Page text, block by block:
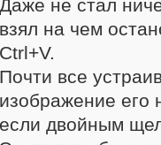
Даже не стал
взял на чем
Ctrl+V.
Почти все
изображение его
если двойным